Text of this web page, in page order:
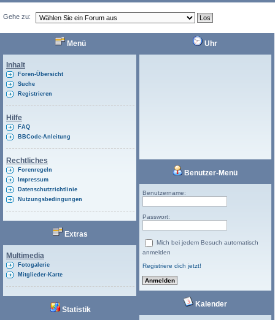
Gehe zu:
Menü
Inhalt
Foren-Übersicht
Suche
Registrieren
Hilfe
FAQ
BBCode-Anleitung
Rechtliches
Forenregeln
Impressum
Datenschutzrichtlinie
Nutzungsbedingungen
Extras
Multimedia
Fotogalerie
Mitglieder-Karte
Statistik
Uhr
Benutzer-Menü
Benutzername:
Passwort:
Mich bei jedem Besuch automatisch
anmelden
Registriere dich jetzt!
Kalender
Powered by © 2009 - 2015 Board3 Group